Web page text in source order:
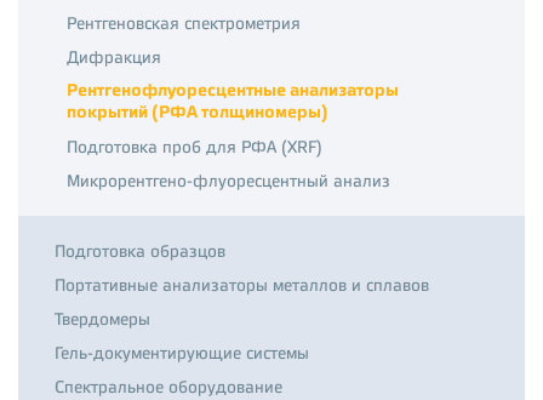
Рентгеновская спектрометрия
Дифракция
Рентгенофлуоресцентные анализаторы
покрытий (РФА толщиномеры)
Подготовка проб для РФА (XRF)
Микрорентгено-флуоресцентный анализ
Подготовка образцов
Портативные анализаторы металлов и сплавов
Твердомеры
Гель-документирующие системы
Спектральное оборудование